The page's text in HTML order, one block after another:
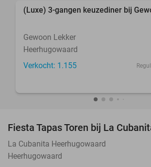
(Luxe) 3-gangen keuzediner bij
Gewoon Lekker
Heerhugowaard
Verkocht: 1.155
Fiesta Tapas Toren bij La
La Cubanita Heerhugowaard
Heerhugowaard